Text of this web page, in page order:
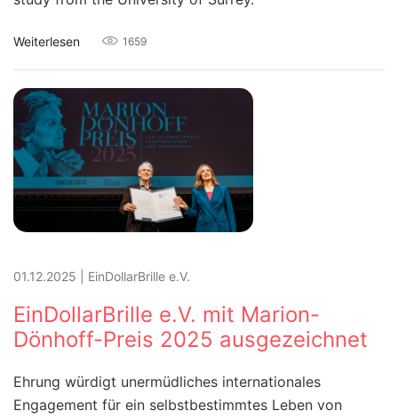
Weiterlesen 1659
01.12.2025 EinDollarBrille e.V.
EinDollarBrille e.V. mit Marion-
Dönhoff-Preis 2025 ausgezeichnet
Ehrung würdigt unermüdliches internationales
Engagement für ein selbstbestimmtes Leben von